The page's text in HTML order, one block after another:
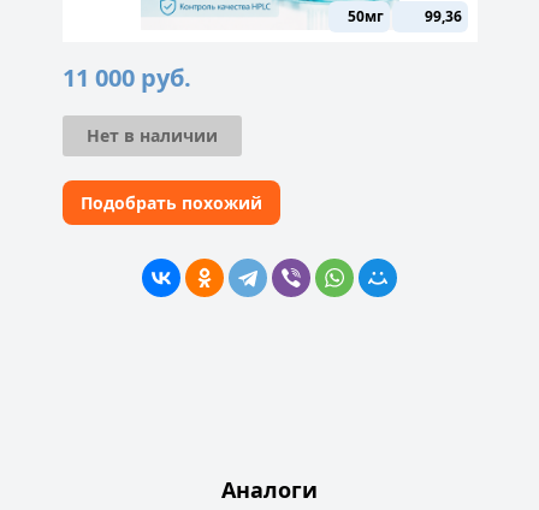
50мг 99,36
11 000 руб.
Нет в наличии
Подобрать похожий
Аналоги